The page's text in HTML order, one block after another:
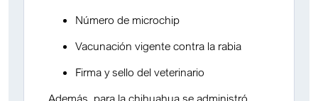
Número de microchip
Vacunación vigente contra la rabia
Firma y sello del veterinario
Además, para lachihuahua se administró